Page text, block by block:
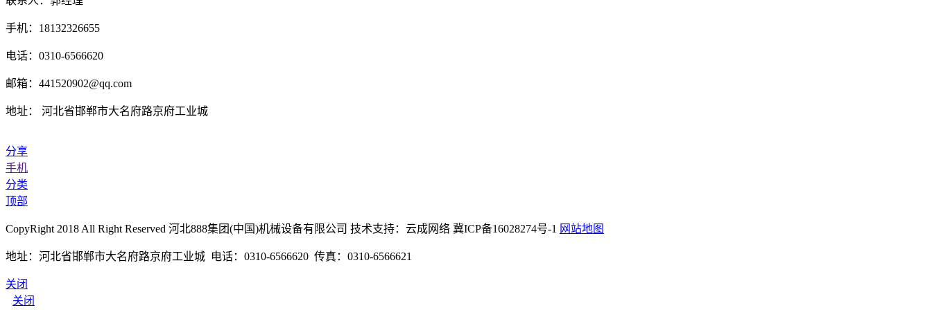
手机：18132326655
电话：0310-6566620
邮箱：441520902@qq.com
地址： 河北省邯郸市大名府路京府工业城
分享
手机
分类
顶部
CopyRight 2018 All Right Reserved 河北888集团(中国)机械设备有限公司 技术支持：云成网络 冀ICP备16028274号-1 网站地图
地址：河北省邯郸市大名府路京府工业城 电话：0310-6566620 传真：0310-6566621
关闭
关闭